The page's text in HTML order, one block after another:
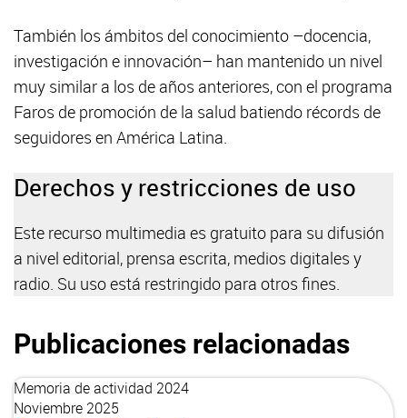
También los ámbitos del conocimiento –docencia,
investigación e innovación– han mantenido un nivel
muy similar a los de años anteriores, con el programa
Faros de promoción de la salud batiendo récords de
seguidores en América Latina.
Derechos y restricciones de uso
Este recurso multimedia es gratuito para su difusión
a nivel editorial, prensa escrita, medios digitales y
radio. Su uso está restringido para otros fines.
Publicaciones relacionadas
Memoria de actividad 2024
Noviembre 2025